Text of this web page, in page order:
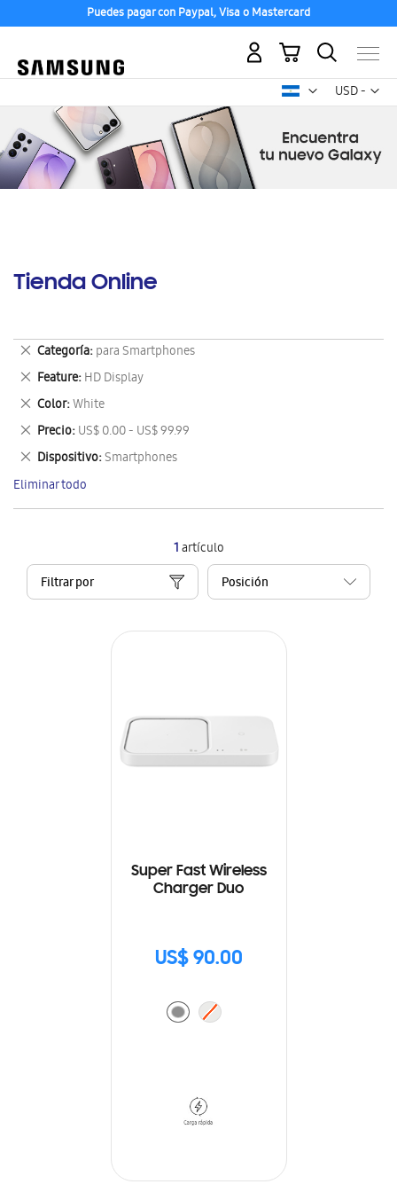
Puedes pagar con Paypal, Visa o Mastercard
USD -
dólar
Mi carrito
Tienda Online
1artículo
Filtrar por
Super Fast Wireless
Charger Duo
US$ 90.00
Categoría para Smartphones
Eliminar
este
artículo
Feature HD Display
Eliminar
este
artículo
Color White
Eliminar
este
artículo
Precio US$ 0.00 - US$ 99.99
Eliminar
este
artículo
Dispositivo Smartphones
Eliminar
este
artículo
Eliminar todo